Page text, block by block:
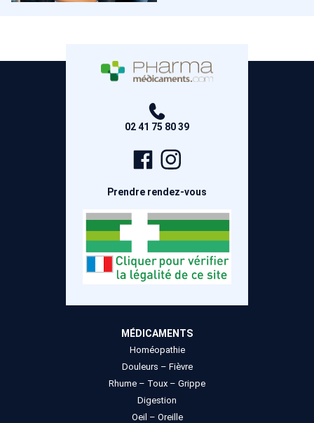
02 41 75 80 39
Page
Facebook
Prendre rendez-vous
MÉDICAMENTS
Homéopathie
Douleurs – Fièvre
Rhume – Toux – Grippe
Digestion
Oeil – Oreille